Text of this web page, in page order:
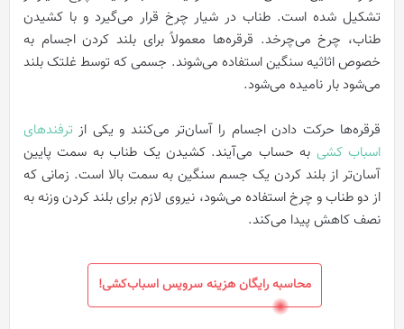
تشکیل شده است. طناب در شیار چرخ قرار می‌گیرد و با کشیدن
طناب، چرخ می‌چرخد. قرقره‌ها معمولاً برای بلند کردن اجسام به
خصوص اثاثیه سنگین استفاده می‌شوند. جسمی که توسط غلتک بلند
می‌شود بار نامیده می‌شود.
قرقره‌ها حرکت دادن اجسام را آسان‌تر می‌کنند و یکی از ترفندهای
اسباب کشی به حساب می‌آیند. کشیدن یک طناب به سمت پایین
آسان‌تر از بلند کردن یک جسم سنگین به سمت بالا است. زمانی که
از دو طناب و چرخ استفاده می‌شود، نیروی لازم برای بلند کردن وزنه به
نصف کاهش پیدا می‌کند.
محاسبه رایگان هزینه سرویس اسباب‌کشی!